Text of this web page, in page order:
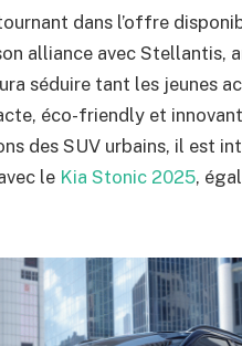
dans l’offre
alliance avec Stellantis,
séduire tant les jeunes
éco-friendly et
des SUV urbains, il est
le Kia Stonic 2025,